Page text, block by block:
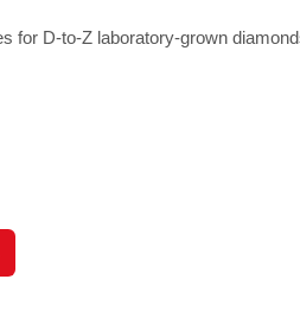
for D-to-Z laboratory-grown